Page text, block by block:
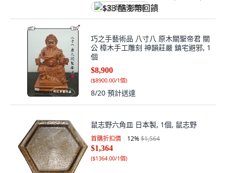
$33 酷澎幣回饋
巧之手藝術品 八寸八 原木關聖帝君 關
公 樟木手工雕刻 神韻莊嚴 鎮宅避邪, 1
個
$8,900
($8900.00/1個)
8/20 預計送達
鼠志野六角皿 日本製, 1個, 鼠志野
首購折扣價 12%$1,564
$1,364
($1364.00/1個)